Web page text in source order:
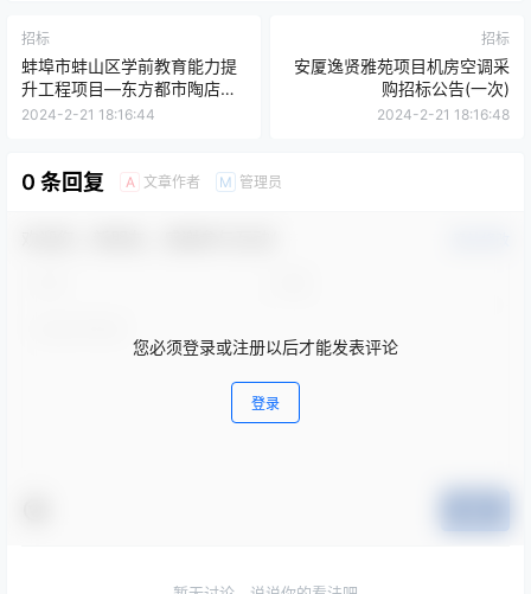
招标
蚌埠市蚌山区学前教育能力提
升工程项目—东方都市陶店
园、麓山悦海亮园装修工程(第
2024-2-21 18:16:44
招标
安厦逸贤雅苑项目机房空调采
购招标公告(一次)
2024-2-21 18:16:48
0 条回复 A 文章作者 M 管理员
您必须登录或注册以后才能发表评论
登录